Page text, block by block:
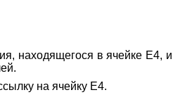
находящегося в ячейке Е4, и
на ячейку Е4.